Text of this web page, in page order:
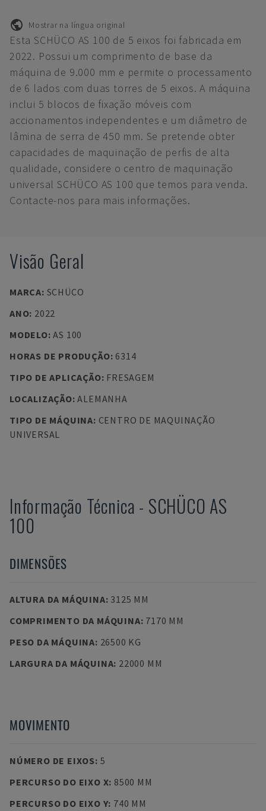
Mostrar na língua original
Esta SCHÜCO AS 100 de 5 eixos foi fabricada em
2022. Possui um comprimento de base da
máquina de 9.000 mm e permite o processamento
de 6 lados com duas torres de 5 eixos. A máquina
inclui 5 blocos de fixação móveis com
accionamentos independentes e um diâmetro de
lâmina de serra de 450 mm. Se pretende obter
capacidades de maquinação de perfis de alta
qualidade, considere o centro de maquinação
universal SCHÜCO AS 100 que temos para venda.
Contacte-nos para mais informações.
Visão Geral
MARCA: SCHÜCO
ANO: 2022
MODELO:AS 100
HORAS DE PRODUÇÃO: 6314
TIPO DE APLICAÇÃO: FRESAGEM
LOCALIZAÇÃO:ALEMANHA
TIPO DE MÁQUINA: CENTRO DE MAQUINAÇÃO
UNIVERSAL
Informação Técnica - SCHÜCO AS
100
DIMENSÕES
ALTURA DA MÁQUINA: 3125 MM
COMPRIMENTO DA MÁQUINA: 7170 MM
PESO DA MÁQUINA: 26500 KG
LARGURA DA MÁQUINA: 22000 MM
MOVIMENTO
NÚMERO DE EIXOS: 5
PERCURSO DO EIXO X: 8500 MM
PERCURSO DO EIXO Y: 740 MM